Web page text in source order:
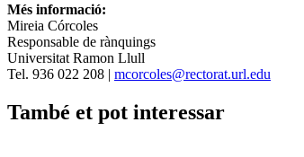
Més informació:
Mireia Córcoles
Responsable de rànquings
Universitat Ramon Llull
Tel. 936 022 208 | mcorcoles@rectorat.url.edu
També et pot interessar